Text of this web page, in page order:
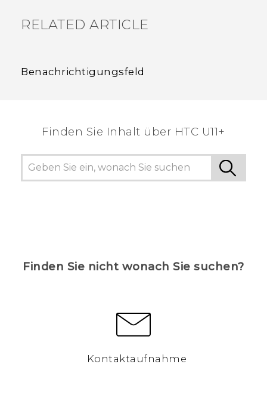
RELATED ARTICLE
Benachrichtigungsfeld
Finden Sie Inhalt über‎ HTC U11+
Finden Sie nicht wonach Sie suchen?
Kontaktaufnahme